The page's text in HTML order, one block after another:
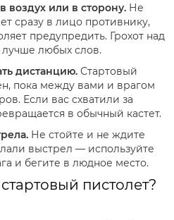
или в сторону. Не
сразу в лицо противнику,
предупредить. Грохот над
лучше любых слов.
дистанцию. Стартовый
пока между вами и врагом
Если вас схватили за
в обычный кастет.
Не стойте и не ждите
выстрел — используйте
и бегите в людное место.
пистолет?